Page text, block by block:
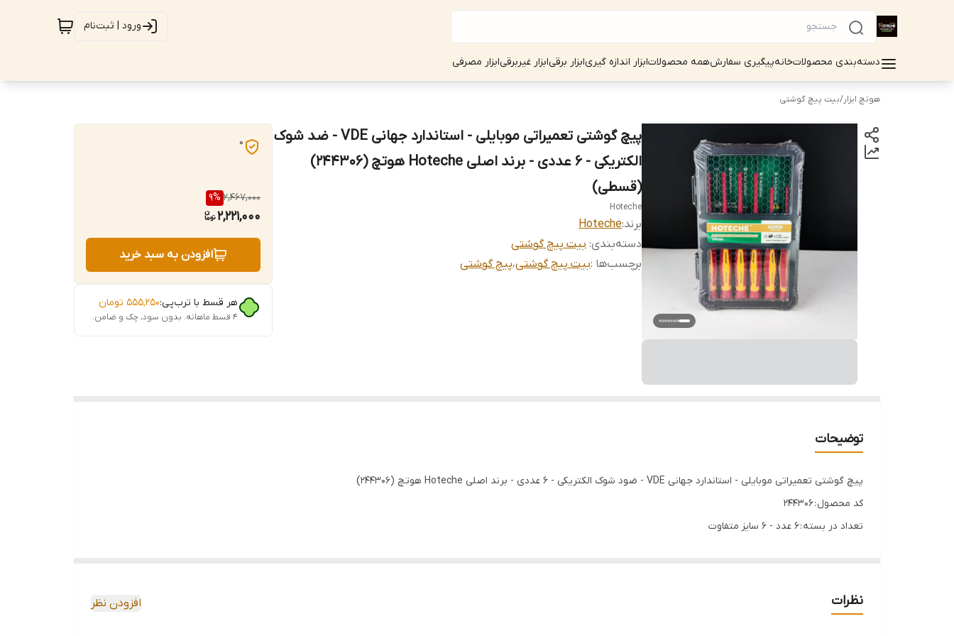
ورود | ثبت‌نام
دسته‌بندی محصولاتخانهپیگیری سفارشهمه محصولاتابزار اندازه گیریابزار برقیابزار غیربرقیابزار مصرفی
هوتچ ابزار/بیت پیچ گوشتی
پیچ گوشتی تعمیراتی موبایلی - استاندارد جهانی VDE - ضد شوک
الکتریکی - 6 عددی - برند اصلی Hoteche هوتچ (244306)
(قسطی)
Hoteche
برند:Hoteche
دسته‌بندی: بیت پیچ گوشتی
برچسب‌ها :بیت پیچ گوشتی،پیچ گوشتی
0
2,467,000
9%
2,221,000
افزودن به سبد خرید
هر قسط با ترب‌پی:۵۵۵٬۲۵۰ تومان
۴ قسط ماهانه. بدون سود، چک و ضامن.
توضیحات
پیچ گوشتی تعمیراتی موبایلی - استاندارد جهانی VDE - ضود شوک الکتریکی - 6 عددی - برند اصلی Hoteche هوتچ (244306)
کد محصول : 244306
تعداد در بسته : 6 عدد - 6 سایز متفاوت
پیچ گوشتی تعمیراتی
✅استاندارد جهانی VDE
نظرات افزودن نظر